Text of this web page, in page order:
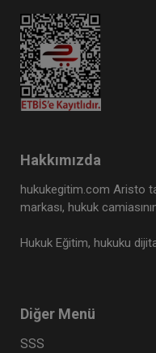
Hakkımızda
hukukegitim.com Aristo
markası, hukuk
Hukuk Eğitim, hukuku
Diğer Menü
SSS